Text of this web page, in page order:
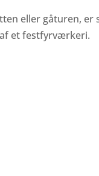
eller gåturen, er
et festfyrværkeri.